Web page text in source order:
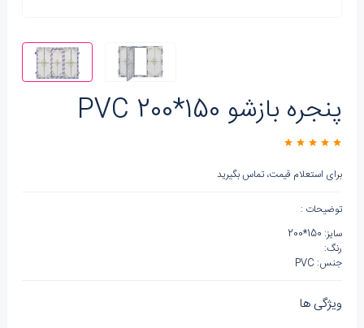
پنجره بازشو 150*200 PVC
برای استعلام قیمت، تماس بگیرید
توضیحات :
سایز: 150*200
رنگ:
جنس: PVC
ویژگی ها